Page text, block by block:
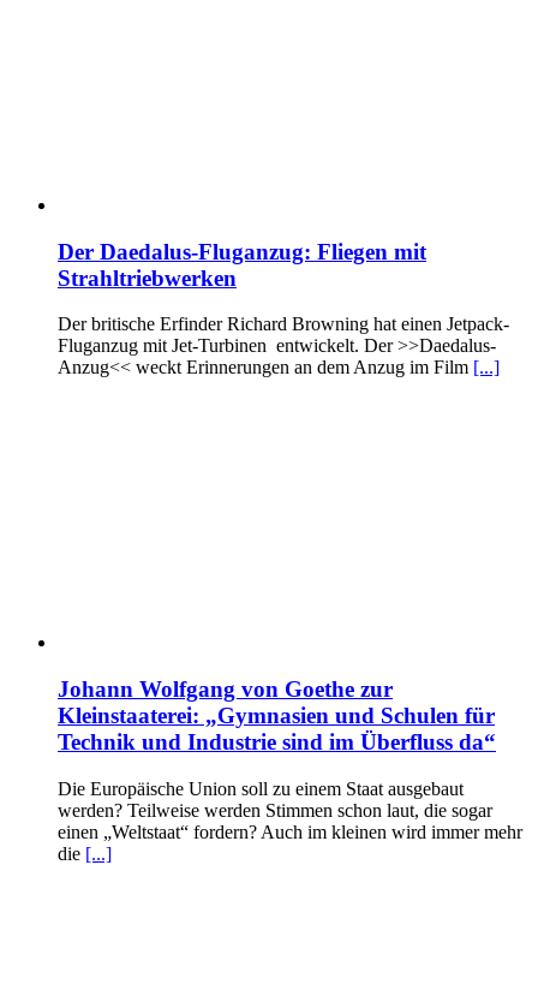
Der Daedalus-Fluganzug: Fliegen mit
Strahltriebwerken
Der britische Erfinder Richard Browning hat einen Jetpack-
Fluganzug mit Jet-Turbinen entwickelt. Der >>Daedalus-
Anzug<< weckt Erinnerungen an dem Anzug im Film [...]
Johann Wolfgang von Goethe zur
Kleinstaaterei: „Gymnasien und Schulen für
Technik und Industrie sind im Überfluss da“
Die Europäische Union soll zu einem Staat ausgebaut
werden? Teilweise werden Stimmen schon laut, die sogar
einen „Weltstaat“ fordern? Auch im kleinen wird immer mehr
die [...]